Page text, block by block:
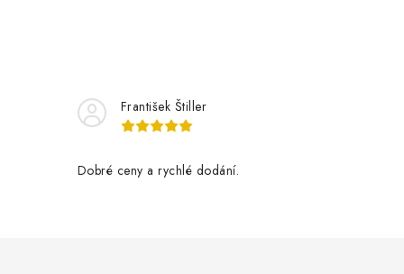
František Štiller
Dobré ceny a rychlé dodání.